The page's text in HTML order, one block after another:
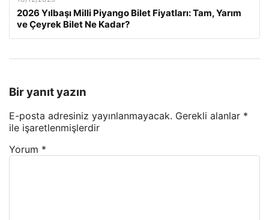
2026 Yılbaşı Milli Piyango Bilet Fiyatları: Tam, Yarım
ve Çeyrek Bilet Ne Kadar?
Bir yanıt yazın
E-posta adresiniz yayınlanmayacak. Gerekli alanlar *
ile işaretlenmişlerdir
Yorum *